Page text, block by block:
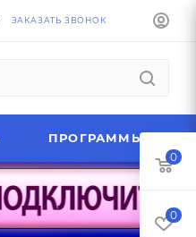
ЗАКАЗАТЬ ЗВОНОК
ПРОГРАММЫ
0
0